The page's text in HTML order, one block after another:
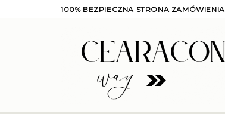
100% BEZPIECZNA STRONA ZAMÓWIENIA